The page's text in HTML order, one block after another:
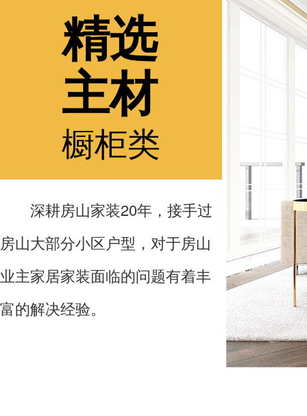
精选
主材
橱柜类
深耕房山家装20年，接手过
房山大部分小区户型，对于房山
业主家居家装面临的问题有着丰
富的解决经验。